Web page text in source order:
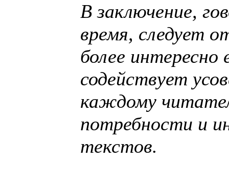
В заключение,
время, следует
более интересно
содействует
каждому
потребности и
текстов.